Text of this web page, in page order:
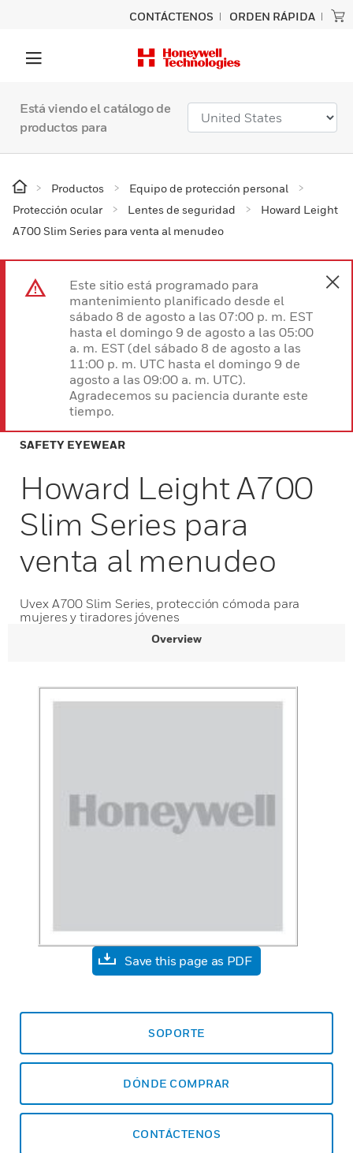
CONTÁCTENOS ORDEN RÁPIDA
Está viendo el catálogo de
productos para
Productos
Equipo de protección personal
Protección ocular
Lentes de seguridad
Howard Leight
A700 Slim Series para venta al menudeo
Este sitio está programado para
mantenimiento planificado desde el
sábado 8 de agosto a las 07:00 p. m. EST
hasta el domingo 9 de agosto a las 05:00
a. m. EST (del sábado 8 de agosto a las
11:00 p. m. UTC hasta el domingo 9 de
agosto a las 09:00 a. m. UTC).
Agradecemos su paciencia durante este
tiempo.
SAFETY EYEWEAR
Howard Leight A700
Slim Series para
venta al menudeo
Uvex A700 Slim Series, protección cómoda para
mujeres y tiradores jóvenes
Overview
Save this page as PDF
SOPORTE
DÓNDE COMPRAR
CONTÁCTENOS